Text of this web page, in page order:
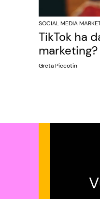
SOCIAL MEDIA
TikTok ha
marketing?
Greta Piccotin